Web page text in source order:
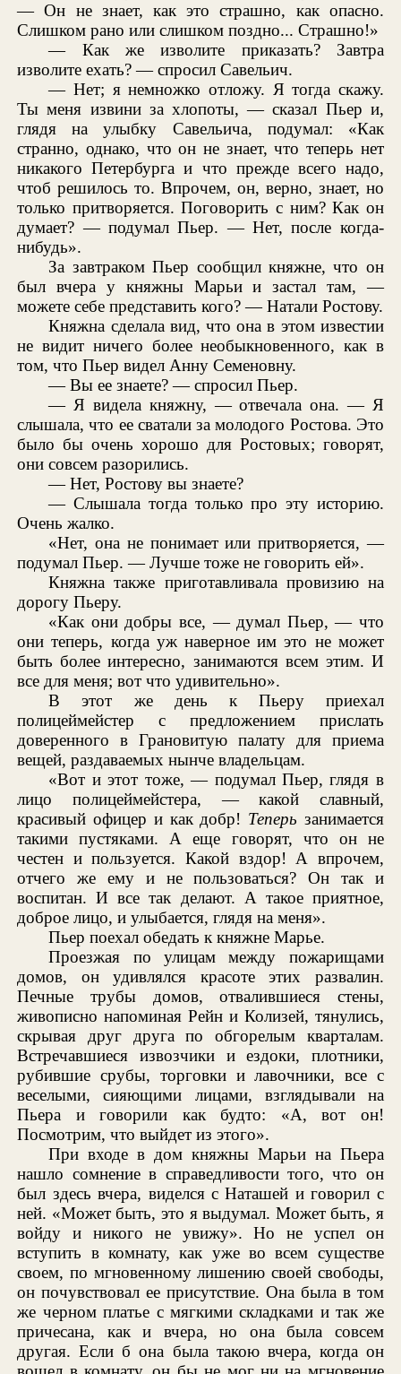
— Он не знает, как это страшно, как опасно.
Слишком рано или слишком поздно... Страшно!»
— Как же изволите приказать? Завтра
изволите ехать? — спросил Савельич.
— Нет; я немножко отложу. Я тогда скажу.
Ты меня извини за хлопоты, — сказал Пьер и,
глядя на улыбку Савельича, подумал: «Как
странно, однако, что он не знает, что теперь нет
никакого Петербурга и что прежде всего надо,
чтоб решилось то. Впрочем, он, верно, знает, но
только притворяется. Поговорить с ним? Как он
думает? — подумал Пьер. — Нет, после когда-
нибудь».
За завтраком Пьер сообщил княжне, что он
был вчера у княжны Марьи и застал там, —
можете себе представить кого? — Натали Ростову.
Княжна сделала вид, что она в этом известии
не видит ничего более необыкновенного, как в
том, что Пьер видел Анну Семеновну.
— Вы ее знаете? — спросил Пьер.
— Я видела княжну, — отвечала она. — Я
слышала, что ее сватали за молодого Ростова. Это
было бы очень хорошо для Ростовых; говорят,
они совсем разорились.
— Нет, Ростову вы знаете?
— Слышала тогда только про эту историю.
Очень жалко.
«Нет, она не понимает или притворяется, —
подумал Пьер. — Лучше тоже не говорить ей».
Княжна также приготавливала провизию на
дорогу Пьеру.
«Как они добры все, — думал Пьер, — что
они теперь, когда уж наверное им это не может
быть более интересно, занимаются всем этим. И
все для меня; вот что удивительно».
В этот же день к Пьеру приехал
полицеймейстер с предложением прислать
доверенного в Грановитую палату для приема
вещей, раздаваемых нынче владельцам.
«Вот и этот тоже, — подумал Пьер, глядя в
лицо полицеймейстера, — какой славный,
красивый офицер и как добр! Теперь занимается
такими пустяками. А еще говорят, что он не
честен и пользуется. Какой вздор! А впрочем,
отчего же ему и не пользоваться? Он так и
воспитан. И все так делают. А такое приятное,
доброе лицо, и улыбается, глядя на меня».
Пьер поехал обедать к княжне Марье.
Проезжая по улицам между пожарищами
домов, он удивлялся красоте этих развалин.
Печные трубы домов, отвалившиеся стены,
живописно напоминая Рейн и Колизей, тянулись,
скрывая друг друга по обгорелым кварталам.
Встречавшиеся извозчики и ездоки, плотники,
рубившие срубы, торговки и лавочники, все с
веселыми, сияющими лицами, взглядывали на
Пьера и говорили как будто: «А, вот он!
Посмотрим, что выйдет из этого».
При входе в дом княжны Марьи на Пьера
нашло сомнение в справедливости того, что он
был здесь вчера, виделся с Наташей и говорил с
ней. «Может быть, это я выдумал. Может быть, я
войду и никого не увижу». Но не успел он
вступить в комнату, как уже во всем существе
своем, по мгновенному лишению своей свободы,
он почувствовал ее присутствие. Она была в том
же черном платье с мягкими складками и так же
причесана, как и вчера, но она была совсем
другая. Если б она была такою вчера, когда он